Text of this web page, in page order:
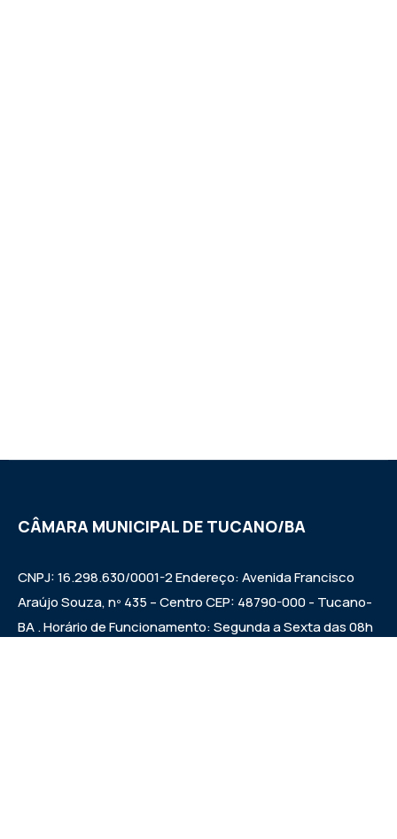
CÂMARA MUNICIPAL DE TUCANO/BA
CNPJ: 16.298.630/0001-2 Endereço: Avenida Francisco
Araújo Souza, nº 435 – Centro CEP: 48790-000 - Tucano-
BA . Horário de Funcionamento: Segunda a Sexta das 08h